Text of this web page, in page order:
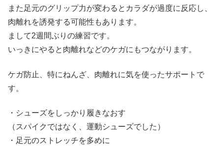
また足元のグリップ力が変わるとカラダが過度に反応し、
肉離れを誘発する可能性もあります。
まして2週間ぶりの練習です。
いっきにやると肉離れなどのケガにもつながります。
ケガ防止、特にねんざ、肉離れに気を使ったサポートで
す。
・シューズをしっかり履きなおす
（スパイクではなく、運動シューズでした）
・足元のストレッチを多めに